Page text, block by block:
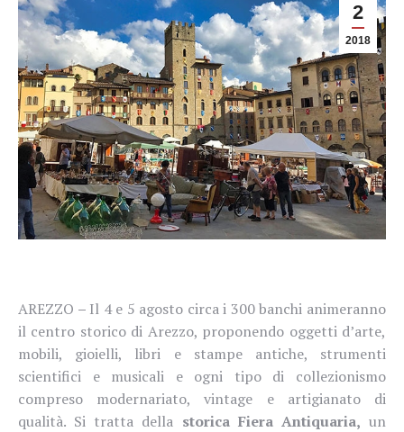
2
2018
AREZZO – Il 4 e 5 agosto circa i 300 banchi animeranno
il centro storico di Arezzo, proponendo oggetti d’arte,
mobili, gioielli, libri e stampe antiche, strumenti
scientifici e musicali e ogni tipo di collezionismo
compreso modernariato, vintage e artigianato di
qualità. Si tratta della storica Fiera Antiquaria, un